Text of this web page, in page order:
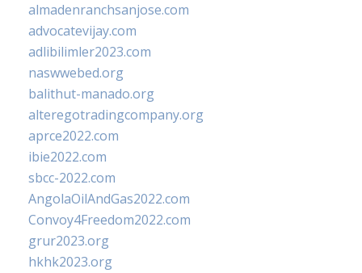
almadenranchsanjose.com
advocatevijay.com
adlibilimler2023.com
naswwebed.org
balithut-manado.org
alteregotradingcompany.org
aprce2022.com
ibie2022.com
sbcc-2022.com
AngolaOilAndGas2022.com
Convoy4Freedom2022.com
grur2023.org
hkhk2023.org